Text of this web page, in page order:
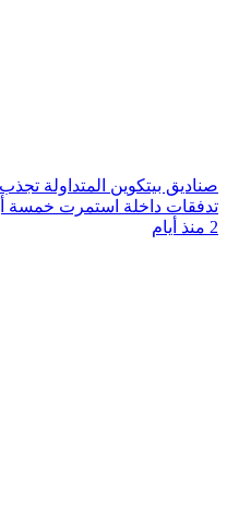
تدفقات داخلة استمرت خمسة
2 منذ أيام